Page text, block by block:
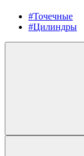
#Точечные
#Цилиндры